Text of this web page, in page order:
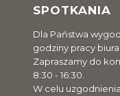
SPOTKANIA
Dla Państwa
godziny pracy
Zapraszamy do
8:30 - 16:30.
W celu